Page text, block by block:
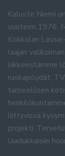
Kaluste Niemi
vuoteen 1976.
Kokkolan
laajan
liikkeestämme
ruokapöydät,
tarpeellisen
liittyvissä
projekti.
laadukkaisiin